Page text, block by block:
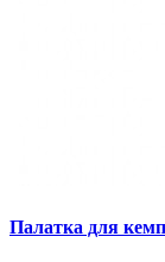
Палатка для